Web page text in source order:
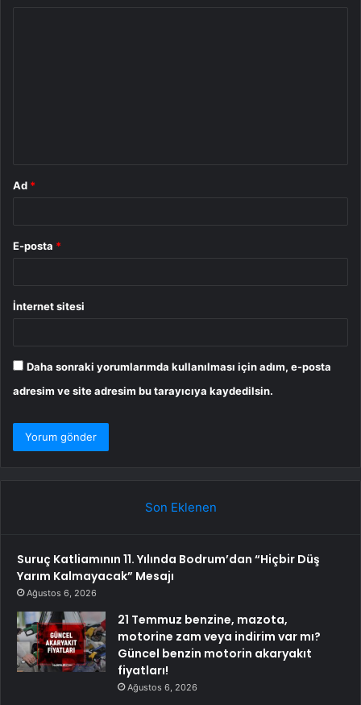
Ad *
E-posta *
İnternet sitesi
Daha sonraki yorumlarımda kullanılması için adım, e-posta
adresim ve site adresim bu tarayıcıya kaydedilsin.
Son Eklenen
Suruç Katliamının 11. Yılında Bodrum’dan “Hiçbir Düş
Yarım Kalmayacak” Mesajı
Ağustos 6, 2026
21 Temmuz benzine, mazota,
motorine zam veya indirim var mı?
Güncel benzin motorin akaryakıt
fiyatları!
Ağustos 6, 2026